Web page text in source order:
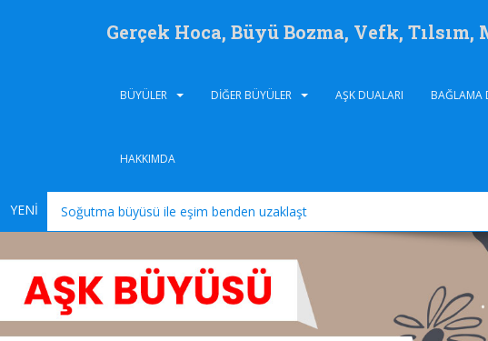
Gerçek Hoca, Büyü Bozma, Vefk,
BÜYÜLER DIĞER BÜYÜLER AŞK DUALARI BAĞLAMA
HAKKIMDA
YENİ Soğutma büyüsü ile eşim benden uzaklaştı